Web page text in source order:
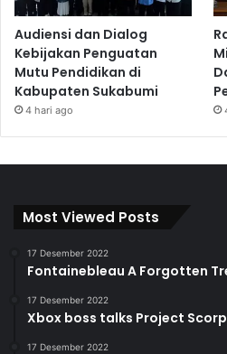
Audiensi dan Dialog
Kebijakan Penguatan
Mutu Pendidikan di
Kabupaten Sukabumi
4 hari ago
Most Viewed Posts
17 Desember 2022
Fontainebleau A Forgotten
17 Desember 2022
Xbox boss talks Project
17 Desember 2022